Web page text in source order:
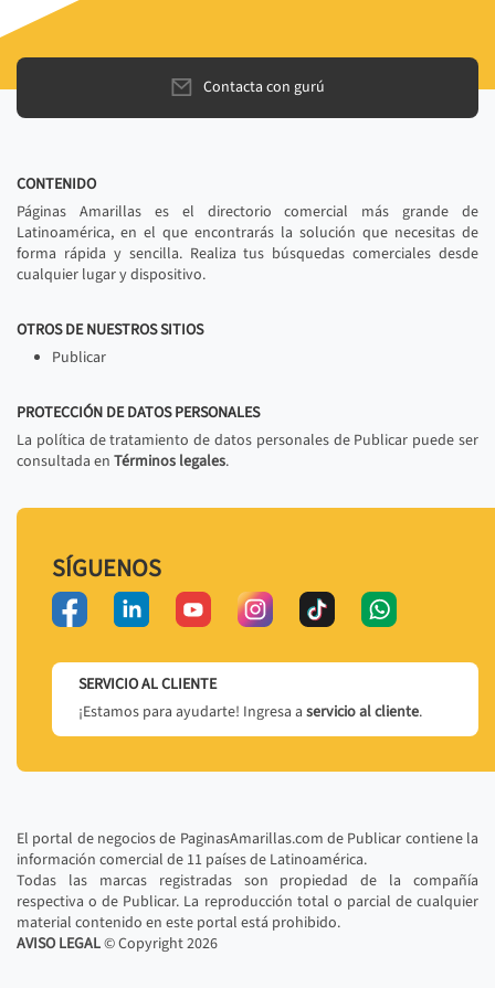
Contacta con gurú
CONTENIDO
Páginas Amarillas es el directorio comercial más grande de
Latinoamérica, en el que encontrarás la solución que necesitas de
forma rápida y sencilla. Realiza tus búsquedas comerciales desde
cualquier lugar y dispositivo.
OTROS DE NUESTROS SITIOS
Publicar
PROTECCIÓN DE DATOS PERSONALES
La política de tratamiento de datos personales de Publicar puede ser
consultada en Términos legales.
SÍGUENOS
SERVICIO AL CLIENTE
¡Estamos para ayudarte! Ingresa a servicio al cliente.
El portal de negocios de PaginasAmarillas.com de Publicar contiene la
información comercial de 11 países de Latinoamérica.
Todas las marcas registradas son propiedad de la compañía
respectiva o de Publicar. La reproducción total o parcial de cualquier
material contenido en este portal está prohibido.
AVISO LEGAL© Copyright2026